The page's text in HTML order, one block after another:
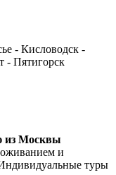
- Кисловодск -
- Пятигорск
из Москвы
и
туры